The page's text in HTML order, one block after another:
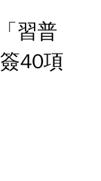
習普
40項